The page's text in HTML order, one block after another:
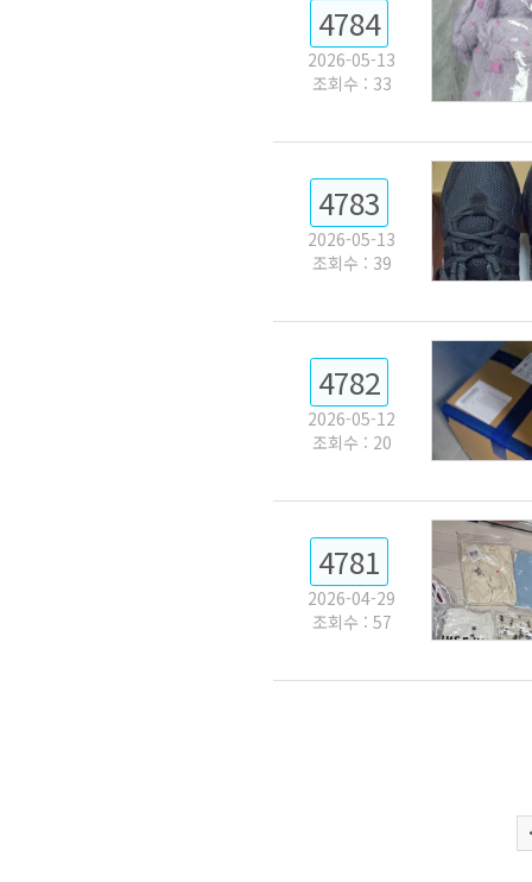
4784
2026-05-13
조회수 : 33
4783
2026-05-13
조회수 : 39
4782
2026-05-12
조회수 : 20
4781
2026-04-29
조회수 : 57